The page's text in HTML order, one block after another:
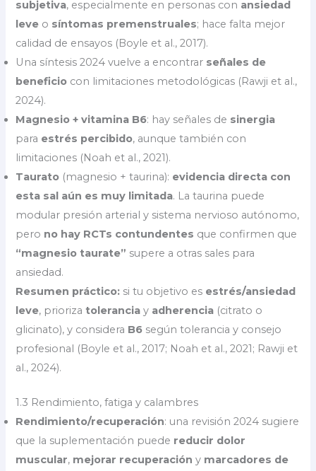
subjetiva, especialmente en personas con ansiedad
leve o síntomas premenstruales; hace falta mejor
calidad de ensayos (Boyle et al., 2017).
Una síntesis 2024 vuelve a encontrar señales de
beneficio con limitaciones metodológicas (Rawji et al.,
2024).
Magnesio + vitamina B6: hay señales de sinergia
para estrés percibido, aunque también con
limitaciones (Noah et al., 2021).
Taurato (magnesio + taurina): evidencia directa con
esta sal aún es muy limitada. La taurina puede
modular presión arterial y sistema nervioso autónomo,
pero no hay RCTs contundentes que confirmen que
“magnesio taurate” supere a otras sales para
ansiedad.
Resumen práctico: si tu objetivo es estrés/ansiedad
leve, priorizatolerancia y adherencia (citrato o
glicinato), y considera B6 según tolerancia y consejo
profesional (Boyle et al., 2017; Noah et al., 2021; Rawji et
al., 2024).
1.3 Rendimiento, fatiga y calambres
Rendimiento/recuperación: una revisión 2024 sugiere
que la suplementación puede reducir dolor
muscular, mejorar recuperación y marcadores de